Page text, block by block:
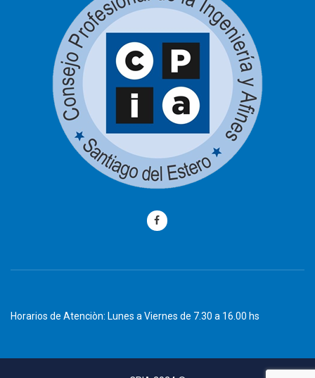
Horarios de Atenciòn: Lunes a Viernes de 7.30 a 16.00 hs